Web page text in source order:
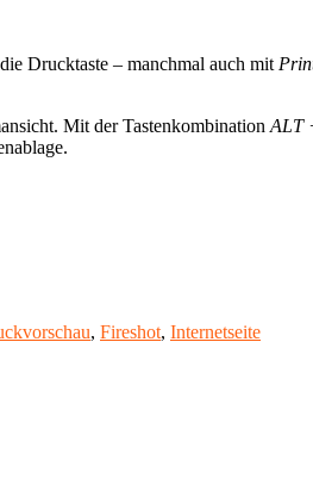
Drucktaste – manchmal auch mit
Mit der Tastenkombination ALT
, Fireshot, Internetseite